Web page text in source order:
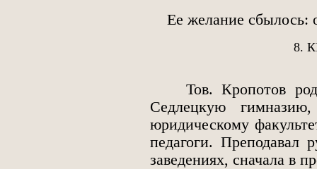
Ее желание сбылось:
8.
Тов. Кропотов
Седлецкую
юридическому
педагоги.
заведениях, сначала в